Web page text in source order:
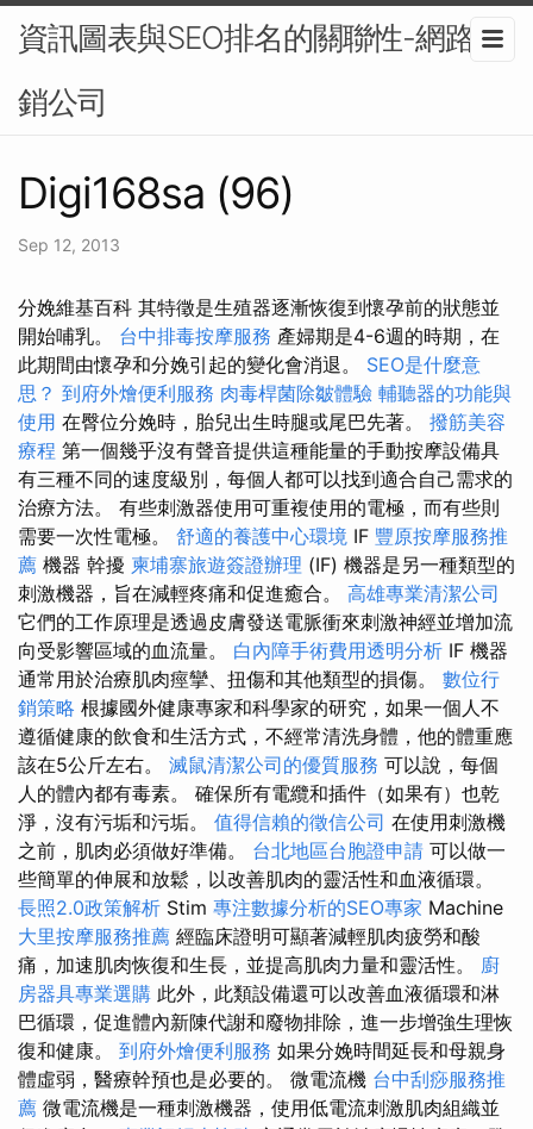
資訊圖表與SEO排名的關聯性-網路行
銷公司
Digi168sa (96)
Sep 12, 2013
分娩維基百科 其特徵是生殖器逐漸恢復到懷孕前的狀態並
開始哺乳。 台中排毒按摩服務 產婦期是4-6週的時期，在
此期間由懷孕和分娩引起的變化會消退。 SEO是什麼意
思？ 到府外燴便利服務 肉毒桿菌除皺體驗 輔聽器的功能與
使用 在臀位分娩時，胎兒出生時腿或尾巴先著。 撥筋美容
療程 第一個幾乎沒有聲音提供這種能量的手動按摩設備具
有三種不同的速度級別，每個人都可以找到適合自己需求的
治療方法。 有些刺激器使用可重複使用的電極，而有些則
需要一次性電極。 舒適的養護中心環境 IF 豐原按摩服務推
薦 機器 幹擾 柬埔寨旅遊簽證辦理 (IF) 機器是另一種類型的
刺激機器，旨在減輕疼痛和促進癒合。 高雄專業清潔公司
它們的工作原理是透過皮膚發送電脈衝來刺激神經並增加流
向受影響區域的血流量。 白內障手術費用透明分析 IF 機器
通常用於治療肌肉痙攣、扭傷和其他類型的損傷。 數位行
銷策略 根據國外健康專家和科學家的研究，如果一個人不
遵循健康的飲食和生活方式，不經常清洗身體，他的體重應
該在5公斤左右。 滅鼠清潔公司的優質服務 可以說，每個
人的體內都有毒素。 確保所有電纜和插件（如果有）也乾
淨，沒有污垢和污垢。 值得信賴的徵信公司 在使用刺激機
之前，肌肉必須做好準備。 台北地區台胞證申請 可以做一
些簡單的伸展和放鬆，以改善肌肉的靈活性和血液循環。
長照2.0政策解析 Stim 專注數據分析的SEO專家 Machine
大里按摩服務推薦 經臨床證明可顯著減輕肌肉疲勞和酸
痛，加速肌肉恢復和生長，並提高肌肉力量和靈活性。 廚
房器具專業選購 此外，此類設備還可以改善血液循環和淋
巴循環，促進體內新陳代謝和廢物排除，進一步增強生理恢
復和健康。 到府外燴便利服務 如果分娩時間延長和母親身
體虛弱，醫療幹預也是必要的。 微電流機 台中刮痧服務推
薦 微電流機是一種刺激機器，使用低電流刺激肌肉組織並